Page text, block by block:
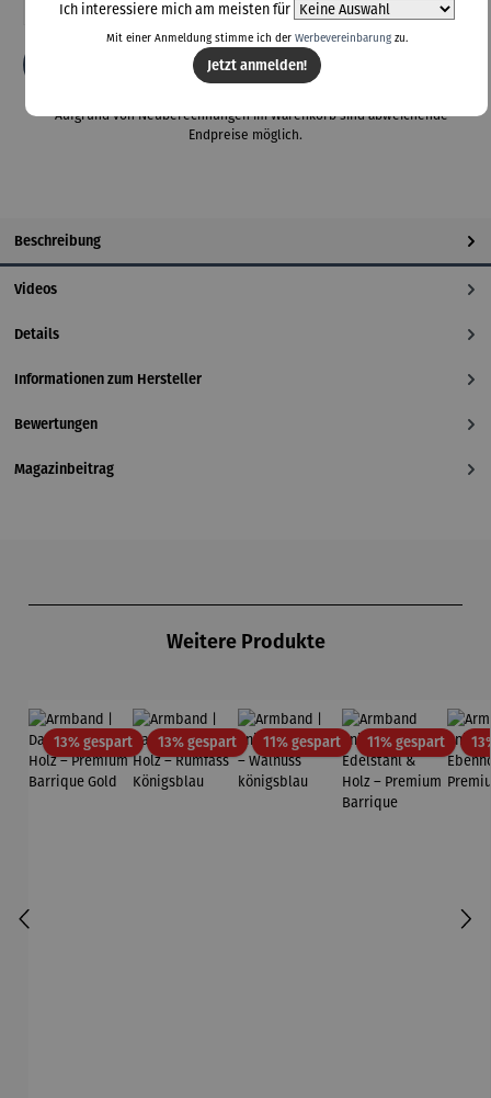
In den Warenkorb
**Aufgrund von Neuberechnungen im Warenkorb sind abweichende
Endpreise möglich.
Beschreibung
Videos
Details
Informationen zum Hersteller
Bewertungen
Magazinbeitrag
Weitere Produkte
13% gespartRabatt13% gespartRabatt11% gespartRabatt11% gespartRabatt
Ich interessiere mich am meisten für
Mit einer Anmeldung stimme ich der Werbevereinbarungzu.
Jetzt anmelden!